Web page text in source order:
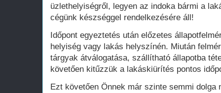
üzlethelyiségről, legyen az indoka bármi a
cégünk készséggel rendelkezésére áll!
Időpont egyeztetés után előzetes
helyiség vagy lakás helyszínén. Miután
tárgyak átválogatása, szállítható állapotba
követően kitűzzük a lakáskiürítés pontos
Ezt követően Önnek már szinte semmi dolga